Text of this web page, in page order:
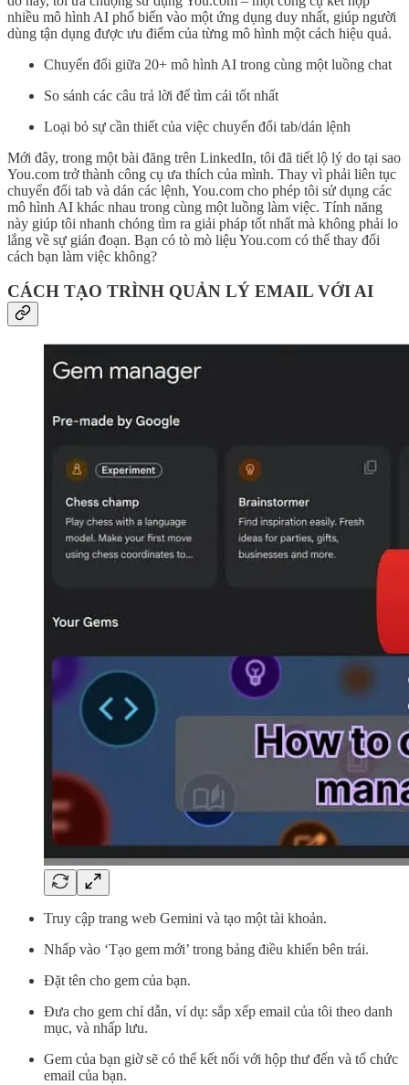
nhiều mô hình AI phổ biến vào một ứng dụng duy nhất, giúp người
dùng tận dụng được ưu điểm của từng mô hình một cách hiệu quả.
Chuyển đổi giữa 20+ mô hình AI trong cùng một luồng chat
So sánh các câu trả lời để tìm cái tốt nhất
Loại bỏ sự cần thiết của việc chuyển đổi tab/dán lệnh
Mới đây, trong một bài đăng trên LinkedIn, tôi đã tiết lộ lý do tại sao
You.com trở thành công cụ ưa thích của mình. Thay vì phải liên tục
chuyển đổi tab và dán các lệnh, You.com cho phép tôi sử dụng các
mô hình AI khác nhau trong cùng một luồng làm việc. Tính năng
này giúp tôi nhanh chóng tìm ra giải pháp tốt nhất mà không phải lo
lắng về sự gián đoạn. Bạn có tò mò liệu You.com có thể thay đổi
cách bạn làm việc không?
CÁCH TẠO TRÌNH QUẢN LÝ EMAIL VỚI AI
Truy cập trang web Gemini và tạo một tài khoản.
Nhấp vào ‘Tạo gem mới’ trong bảng điều khiển bên trái.
Đặt tên cho gem của bạn.
Đưa cho gem chỉ dẫn, ví dụ: sắp xếp email của tôi theo danh
mục, và nhấp lưu.
Gem của bạn giờ sẽ có thể kết nối với hộp thư đến và tổ chức
email của bạn.